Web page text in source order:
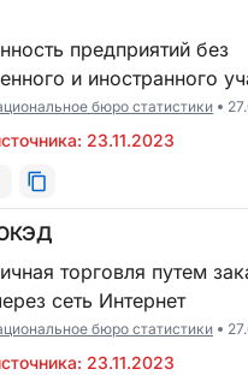
и иностранного
бюро статистики
23.11.2023
сеть Интернет
бюро статистики
23.11.2023